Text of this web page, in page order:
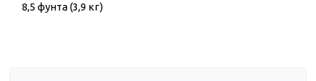
8,5 фунта (3,9 кг)